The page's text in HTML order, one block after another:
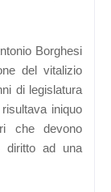
Borghesi
del vitalizio
di legislatura
iniquo
che devono
diritto ad una